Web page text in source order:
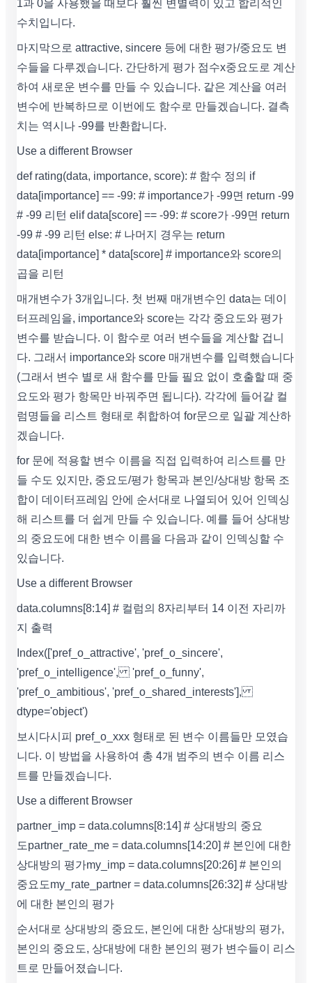
1과 0을 사용했을 때보다 훨씬 변별력이 있고 합리적인
수치입니다.
마지막으로 attractive, sincere 등에 대한 평가/중요도 변
수들을 다루겠습니다. 간단하게 평가 점수x중요도로 계산
하여 새로운 변수를 만들 수 있습니다. 같은 계산을 여러
변수에 반복하므로 이번에도 함수로 만들겠습니다. 결측
치는 역시나 -99를 반환합니다.
Use a different Browser
def rating(data, importance, score): # 함수 정의 if
data[importance] == -99: # importance가 -99면 return -99
# -99 리턴 elif data[score] == -99: # score가 -99면 return
-99 # -99 리턴 else: # 나머지 경우는 return
data[importance] * data[score] # importance와 score의
곱을 리턴
매개변수가 3개입니다. 첫 번째 매개변수인 data는 데이
터프레임을, importance와 score는 각각 중요도와 평가
변수를 받습니다. 이 함수로 여러 변수들을 계산할 겁니
다. 그래서 importance와 score 매개변수를 입력했습니다
(그래서 변수 별로 새 함수를 만들 필요 없이 호출할 때 중
요도와 평가 항목만 바꿔주면 됩니다). 각각에 들어갈 컬
럼명들을 리스트 형태로 취합하여 for문으로 일괄 계산하
겠습니다.
for 문에 적용할 변수 이름을 직접 입력하여 리스트를 만
들 수도 있지만, 중요도/평가 항목과 본인/상대방 항목 조
합이 데이터프레임 안에 순서대로 나열되어 있어 인덱싱
해 리스트를 더 쉽게 만들 수 있습니다. 예를 들어 상대방
의 중요도에 대한 변수 이름을 다음과 같이 인덱싱할 수
있습니다.
Use a different Browser
data.columns[8:14] # 컬럼의 8자리부터 14 이전 자리까
지 출력
Index(['pref_o_attractive', 'pref_o_sincere',
'pref_o_intelligence', 'pref_o_funny',
'pref_o_ambitious', 'pref_o_shared_interests'],
dtype='object')
보시다시피 pref_o_xxx 형태로 된 변수 이름들만 모였습
니다. 이 방법을 사용하여 총 4개 범주의 변수 이름 리스
트를 만들겠습니다.
Use a different Browser
partner_imp = data.columns[8:14] # 상대방의 중요
도 partner_rate_me = data.columns[14:20] # 본인에 대한
상대방의 평가 my_imp = data.columns[20:26] # 본인의
중요도 my_rate_partner = data.columns[26:32] # 상대방
에 대한 본인의 평가
순서대로 상대방의 중요도, 본인에 대한 상대방의 평가,
본인의 중요도, 상대방에 대한 본인의 평가 변수들이 리스
트로 만들어졌습니다.